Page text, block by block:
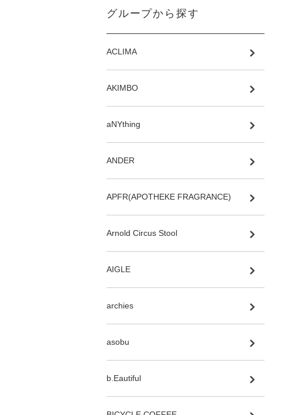
グループから探す
ACLIMA
AKIMBO
aNYthing
ANDER
APFR(APOTHEKE FRAGRANCE)
Arnold Circus Stool
AIGLE
archies
asobu
b.Eautiful